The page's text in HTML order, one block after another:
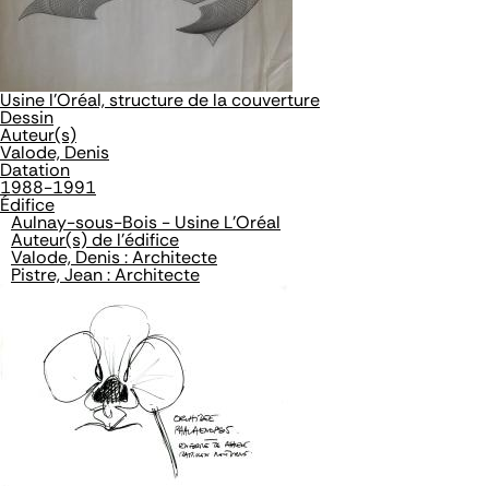
Usine l'Oréal, structure de la couverture
Dessin
Auteur(s)
Valode, Denis
Datation
1988-1991
Édifice
Aulnay-sous-Bois - Usine L'Oréal
Auteur(s) de l'édifice
Valode, Denis : Architecte
Pistre, Jean : Architecte